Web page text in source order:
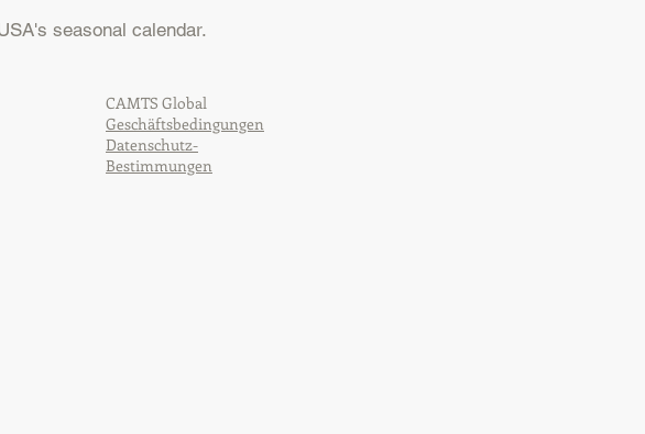
seasonal calendar.
CAMTS Global
Geschäftsbedingungen
Datenschutz-
Bestimmungen